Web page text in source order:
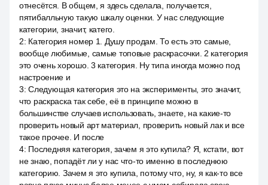
отнесётся. В общем, я здесь сделала, получается,
пятибалльную такую шкалу оценки. У нас следующие
категории, значит, катего.
2: Категория номер 1. Душу продам. То есть это самые,
вообще любимые, самые топовые раскрасочки. 2 категория
это очень хорошо. 3 категория. Ну типа иногда можно под
настроение и
3:Следующая категория это на эксперименты, это значит,
что раскраска так себе, её в принципе можно в
большинстве случаев использовать, знаете, на какие-то
проверить новый арт материал, проверить новый лак и все
такое прочее. И после
4: Последняя категория, зачем я это купила? Я, кстати, вот
не знаю, попадёт ли у нас что-то именно в последнюю
категорию. Зачем я это купила, потому что, ну, я как-то все